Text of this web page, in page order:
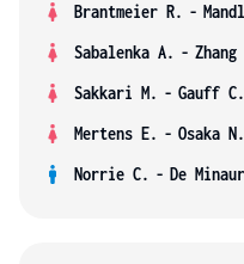
Brantmeier R. -
Sabalenka A. - Zhang
Sakkari M. - Gauff C.
Mertens E. - Osaka N.
Norrie C. - De